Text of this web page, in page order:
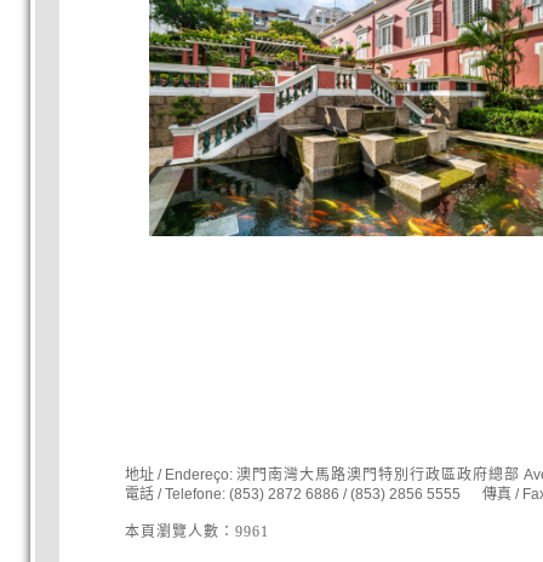
地址 / Endereço: 澳門南灣大馬路澳門特別行政區政府總部
電話 / Telefone: (853) 2872 6886 / (853) 2856 5555 傳真 /
本頁瀏覽人數：9961